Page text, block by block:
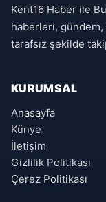
Kent16 Haber ile
haberleri, gündem,
tarafsız şekilde
KURUMSAL
Anasayfa
Künye
İletişim
Gizlilik Politikası
Çerez Politikası